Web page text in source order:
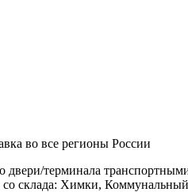
во все регионы России
двери/терминала
со склада: Химки,